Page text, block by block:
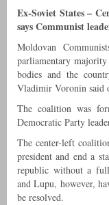
Ex-Soviet States –
says Communist
Moldovan
parliamentary
bodies and the
Vladimir Voronin said
The coalition was
Democratic Party
The center-left
president and end a
republic without a
and Lupu, however,
be resolved.